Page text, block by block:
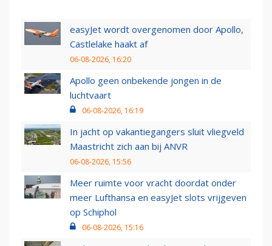
easyJet wordt overgenomen door Apollo,
Castlelake haakt af
06-08-2026, 16:20
Apollo geen onbekende jongen in de
luchtvaart
06-08-2026, 16:19
In jacht op vakantiegangers sluit vliegveld
Maastricht zich aan bij ANVR
06-08-2026, 15:56
Meer ruimte voor vracht doordat onder
meer Lufthansa en easyJet slots vrijgeven
op Schiphol
06-08-2026, 15:16